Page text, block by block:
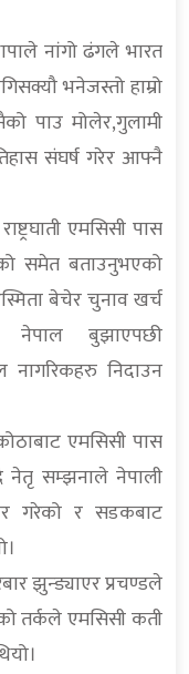
नांगो ढंगले भारत
भनेजस्तो हाम्रो
पाउ मोलेर,गुलामी
संघर्ष गरेर आफ्नै
एमसिसी पास
समेत बताउनुभएको
बेचेर चुनाव खर्च
नेपाल बुझाएपछी
नागरिकहरु निदाउन
एमसिसी पास
नेतृ सम्झनाले नेपाली
गरेको र सडकबाट
झुन्ड्याएर प्रचण्डले
तर्कले एमसिसी कती